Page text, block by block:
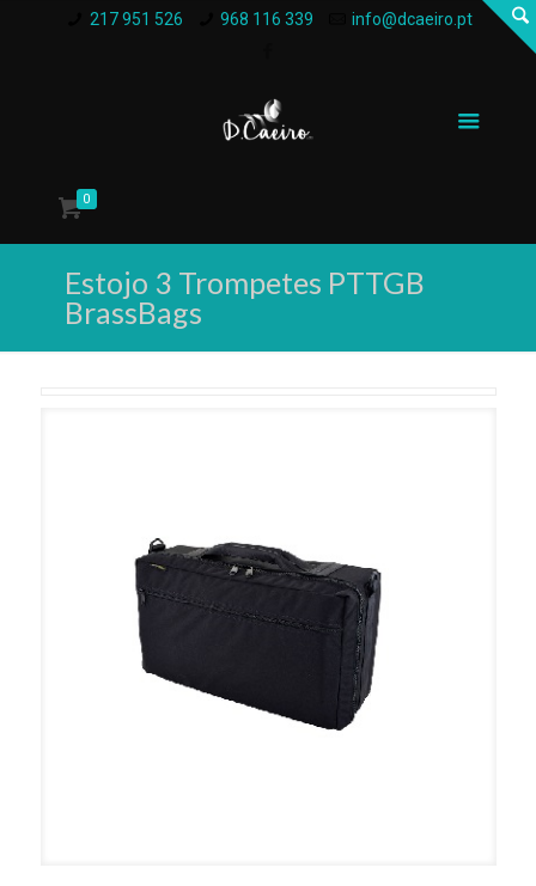
217 951 526 968 116 339 info@dcaeiro.pt
0
Estojo 3 Trompetes PTTGB
BrassBags